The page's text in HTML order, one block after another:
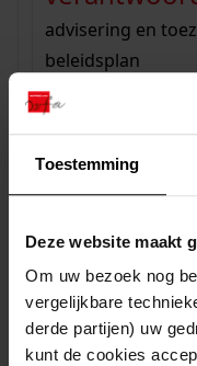
Toestemming
Deze website maakt
Om uw bezoek nog
vergelijkbare
derde partijen) uw
kunt de cookies
vergunningen
beeld en geluid
uitleg
Wij helpen u op
bekijk alle
Wij helpen u op
bekijk alle
bekijk ons
advisering en
beleidsplan
publiek jaarverslag
steun het
U kunt ook
Archief steunen.
meer weten
mijn
Inloggen
inloggen -
Mijn Studiezaalis
voor uw eigen
e-mailadres